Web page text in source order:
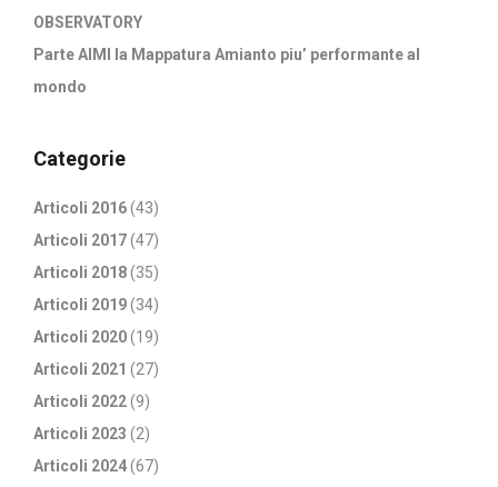
OBSERVATORY
Parte AIMI la Mappatura Amianto piu’ performante al
mondo
Categorie
Articoli 2016(43)
Articoli 2017(47)
Articoli 2018(35)
Articoli 2019(34)
Articoli 2020(19)
Articoli 2021 (27)
Articoli 2022(9)
Articoli 2023 (2)
Articoli 2024(67)